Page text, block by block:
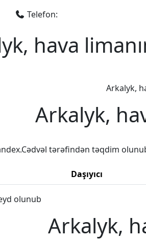
Telefon:
hava
Arkalyk,
Arkalyk,
tərəfindən təqdim
Daşıyıcı
olunub
Arkalyk,